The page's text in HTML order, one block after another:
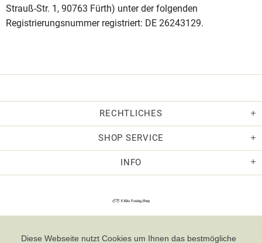
Strauß-Str. 1, 90763 Fürth) unter der folgenden
Registrierungsnummer registriert: DE 26243129.
RECHTLICHES
SHOP SERVICE
INFO
Diese Webseite nutzt Cookies um Ihnen das bestmögliche